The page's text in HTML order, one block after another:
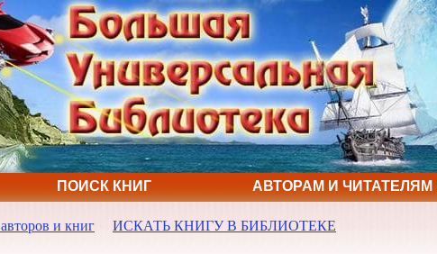
ПОИСК КНИГ АВТОРАМ И ЧИТАТЕЛЯМ
и книг ИСКАТЬ КНИГУ В БИБЛИОТЕКЕ